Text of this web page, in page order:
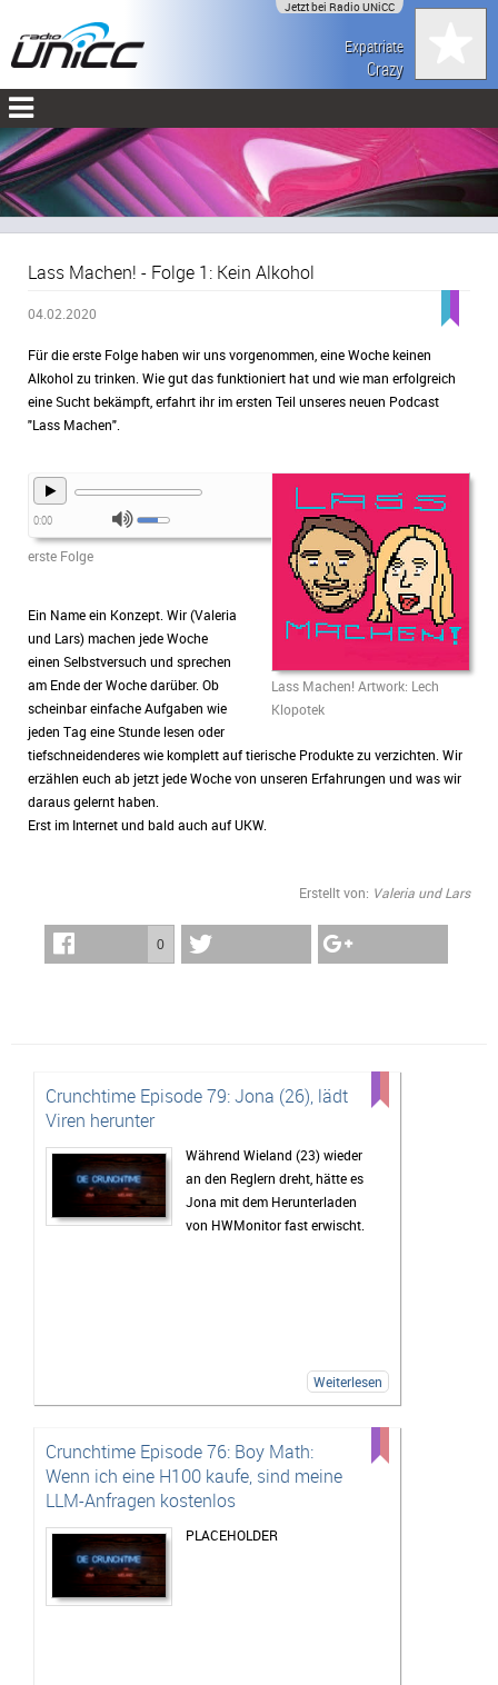
Jetzt bei Radio UNiCC
Expatriate
Crazy
Lass Machen! - Folge 1: Kein Alkohol
04.02.2020
Für die erste Folge haben wir uns vorgenommen, eine Woche keinen
Alkohol zu trinken. Wie gut das funktioniert hat und wie man erfolgreich
eine Sucht bekämpft, erfahrt ihr im ersten Teil unseres neuen Podcast
"Lass Machen".
Lass Machen! Artwork: Lech
Klopotek
0:00
erste Folge
Ein Name ein Konzept. Wir (Valeria
und Lars) machen jede Woche
einen Selbstversuch und sprechen
am Ende der Woche darüber. Ob
scheinbar einfache Aufgaben wie
jeden Tag eine Stunde lesen oder
tiefschneidenderes wie komplett auf tierische Produkte zu verzichten. Wir
erzählen euch ab jetzt jede Woche von unseren Erfahrungen und was wir
daraus gelernt haben.
Erst im Internet und bald auch auf UKW.
Erstellt von: Valeria und Lars
0
Crunchtime Episode 79: Jona (26), lädt
Viren herunter
Während Wieland (23) wieder
an den Reglern dreht, hätte es
Jona mit dem Herunterladen
von HWMonitor fast erwischt.
Weiterlesen
Crunchtime Episode 76: Boy Math:
Wenn ich eine H100 kaufe, sind meine
LLM-Anfragen kostenlos
PLACEHOLDER